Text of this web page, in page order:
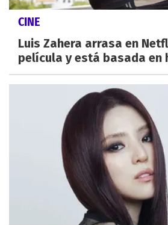
CINE
Luis Zahera arrasa en
película y está basada en